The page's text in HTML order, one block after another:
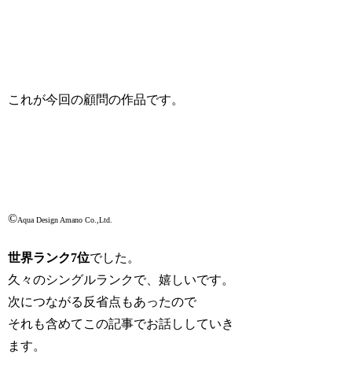
これが今回の顧問の作品です。
©Aqua Design Amano Co.,Ltd.
世界ランク7位でした。
久々のシングルランクで、嬉しいです。
次につながる反省点もあったので
それも含めてこの記事でお話ししていき
ます。